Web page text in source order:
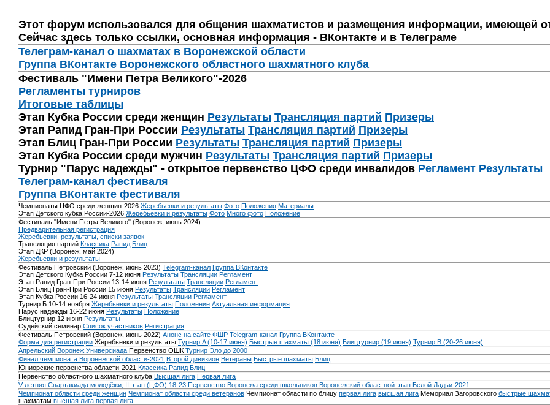
Этот форум использовался для общения шахматистов и размещения информации, имеющей
Сейчас здесь только ссылки, основная информация - ВКонтакте и в Телеграме
Телеграм-канал о шахматах в Воронежской области
Группа ВКонтакте Воронежского областного шахматного клуба
Фестиваль "Имени Петра Великого"-2026
Регламенты турниров
Итоговые таблицы
Этап Кубка России среди женщин Результаты Трансляция партий Призеры
Этап Рапид Гран-При России Результаты Трансляция партий Призеры
Этап Блиц Гран-При России Результаты Трансляция партий Призеры
Этап Кубка России среди мужчин Результаты Трансляция партий Призеры
Турнир "Парус надежды" - открытое первенство ЦФО среди инвалидов Регламент Результаты
Телеграм-канал фестиваля
Группа ВКонтакте фестиваля
Чемпионаты ЦФО среди женщин-2026 Жеребьевки и результаты Фото Положения Материалы
Этап Детского кубка России-2026 Жеребьевки и результаты Фото Много фото Положение
Фестиваль "Имени Петра Великого" (Воронеж, июнь 2024)
Предварительная регистрация
Жеребьевки, результаты, списки заявок
Трансляция партий Классика Рапид Блиц
Этап ДКР (Воронеж, май 2024)
Жеребьевки и результаты
Фестиваль Петровский (Воронеж, июнь 2023) Telegram-канал Группа ВКонтакте
Этап Детского Кубка России 7-12 июня Результаты Трансляции Регламент
Этап Рапид Гран-При России 13-14 июня Результаты Трансляции Регламент
Этап Блиц Гран-При России 15 июня Результаты Трансляции Регламент
Этап Кубка России 16-24 июня Результаты Трансляции Регламент
Турнир Б 10-14 ноября Жеребьевки и результаты Положение Актуальная информация
Парус надежды 16-22 июня Результаты Положение
Блицтурнир 12 июня Результаты
Судейский семинар Список участников Регистрация
Фестиваль Петровский (Воронеж, июнь 2022) Анонс на сайте ФШР Telegram-канал Группа ВКонтакте
Форма для регистрации Жеребьевки и результаты Турнир A (10-17 июня) Быстрые шахматы (18 июня) Блицтурнир (19 июня) Турнир B (20-26 июня)
Апрельский Воронеж Универсиада Первенство ОШК Турнир Эло до 2000
Финал чемпионата Воронежской области-2021 Второй дивизион Ветераны Быстрые шахматы Блиц
Юниорские первенства области-2021 Классика Рапид Блиц
Первенство областного шахматного клуба Высшая лига Первая лига
V летняя Спартакиада молодёжи, II этап (ЦФО) 18-23 Первенство Воронежа среди школьников Воронежский областной этап Белой Ладьи-2021
Чемпионат области среди женщин Чемпионат области среди ветеранов Чемпионат области по блицу первая лига высшая лига Мемориал Загоровского быстрые
шахматам высшая лига первая лига